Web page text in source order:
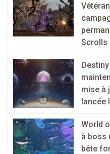
Scrolls
mise à
lancée
World
à boss
bête